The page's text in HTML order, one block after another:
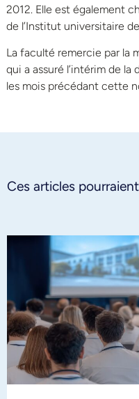
2012. Elle est également
de l’Institut universitaire
La faculté remercie par la
qui a assuré l’intérim de
les mois précédant cette
Ces articles